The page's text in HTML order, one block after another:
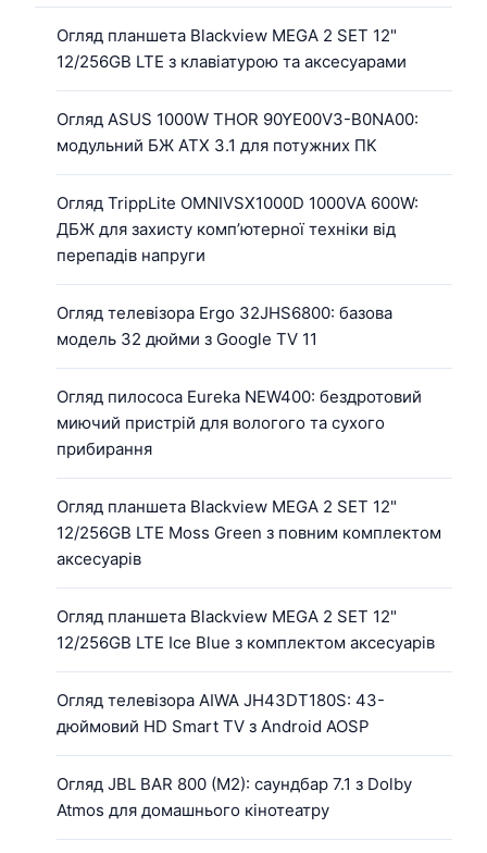
Огляд планшета Blackview MEGA 2 SET 12"
12/256GB LTE з клавіатурою та аксесуарами
Огляд ASUS 1000W THOR 90YE00V3-B0NA00:
модульний БЖ ATX 3.1 для потужних ПК
Огляд TrippLite OMNIVSX1000D 1000VA 600W:
ДБЖ для захисту комп’ютерної техніки від
перепадів напруги
Огляд телевізора Ergo 32JHS6800: базова
модель 32 дюйми з Google TV 11
Огляд пилососа Eureka NEW400: бездротовий
миючий пристрій для вологого та сухого
прибирання
Огляд планшета Blackview MEGA 2 SET 12"
12/256GB LTE Moss Green з повним комплектом
аксесуарів
Огляд планшета Blackview MEGA 2 SET 12"
12/256GB LTE Ice Blue з комплектом аксесуарів
Огляд телевізора AIWA JH43DT180S: 43-
дюймовий HD Smart TV з Android AOSP
Огляд JBL BAR 800 (M2): саундбар 7.1 з Dolby
Atmos для домашнього кінотеатру